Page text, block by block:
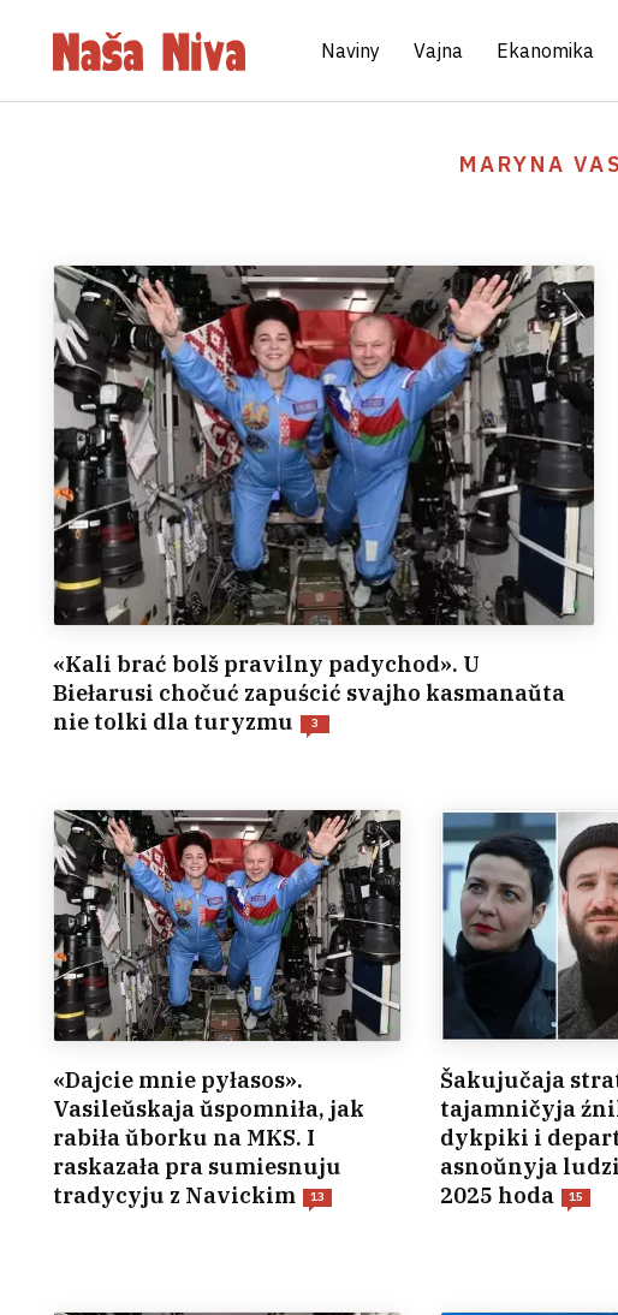
Naviny Vajna Ekanomika
MARYNA
«Kali brać bolš pravilny padychod». U
Biełarusi chočuć zapuścić svajho kasmanaŭta
nie tolki dla turyzmu
3
«Dajcie mnie pyłasos».
Vasileŭskaja ŭspomniła, jak
rabiła ŭborku na MKS. I
raskazała pra sumiesnuju
tradycyju z Navickim
13
Šakujučaja
tajamničyja
dykpiki i
asnoŭnyja
2025 hoda
15